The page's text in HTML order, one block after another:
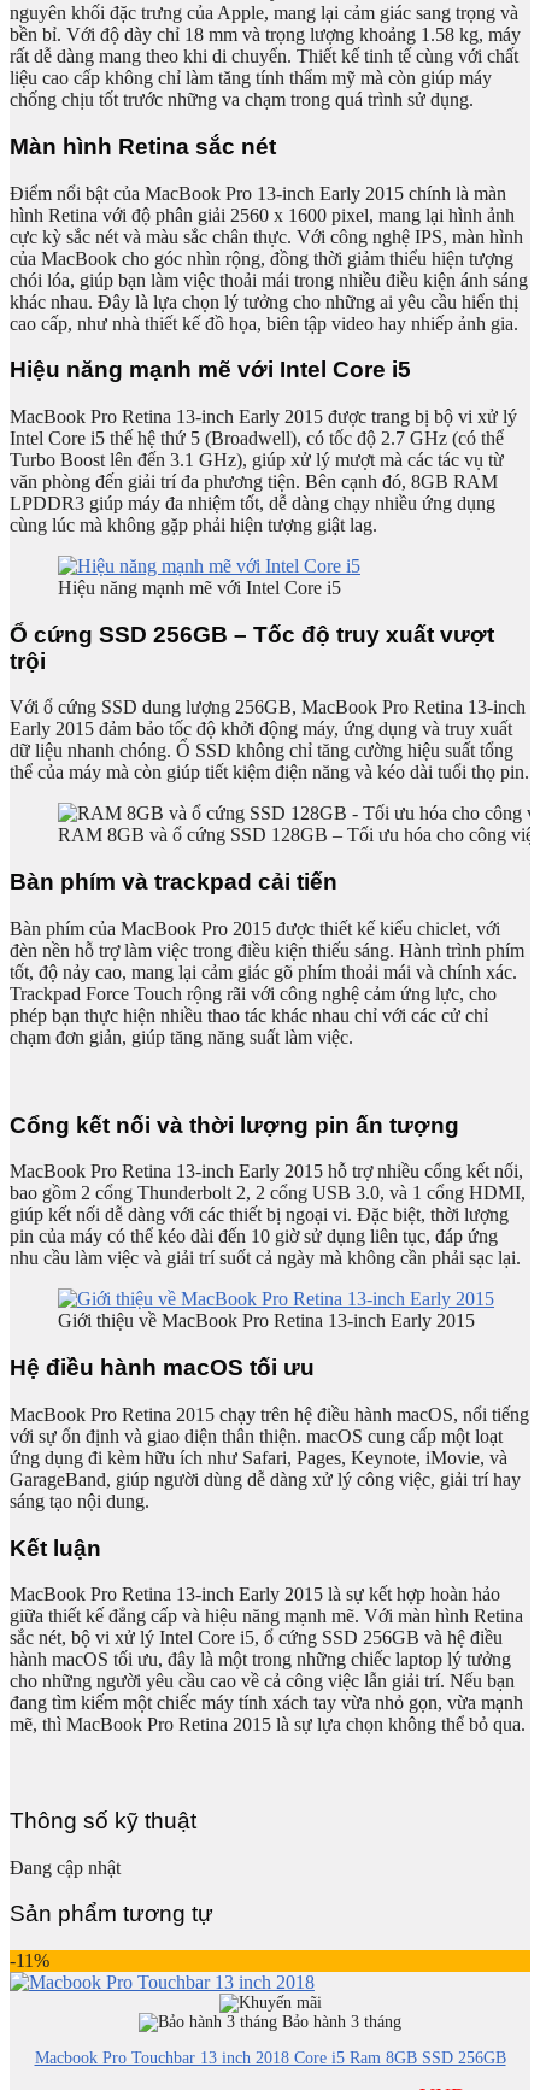
nguyên khối đặc trưng của Apple, mang lại cảm giác sang trọng và
bền bỉ. Với độ dày chỉ 18 mm và trọng lượng khoảng 1.58 kg, máy
rất dễ dàng mang theo khi di chuyển. Thiết kế tinh tế cùng với chất
liệu cao cấp không chỉ làm tăng tính thẩm mỹ mà còn giúp máy
chống chịu tốt trước những va chạm trong quá trình sử dụng.
Màn hình Retina sắc nét
Điểm nổi bật của MacBook Pro 13-inch Early 2015 chính là màn
hình Retina với độ phân giải 2560 x 1600 pixel, mang lại hình ảnh
cực kỳ sắc nét và màu sắc chân thực. Với công nghệ IPS, màn hình
của MacBook cho góc nhìn rộng, đồng thời giảm thiểu hiện tượng
chói lóa, giúp bạn làm việc thoải mái trong nhiều điều kiện ánh sáng
khác nhau. Đây là lựa chọn lý tưởng cho những ai yêu cầu hiển thị
cao cấp, như nhà thiết kế đồ họa, biên tập video hay nhiếp ảnh gia.
Hiệu năng mạnh mẽ với Intel Core i5
MacBook Pro Retina 13-inch Early 2015 được trang bị bộ vi xử lý
Intel Core i5 thế hệ thứ 5 (Broadwell), có tốc độ 2.7 GHz (có thể
Turbo Boost lên đến 3.1 GHz), giúp xử lý mượt mà các tác vụ từ
văn phòng đến giải trí đa phương tiện. Bên cạnh đó, 8GB RAM
LPDDR3 giúp máy đa nhiệm tốt, dễ dàng chạy nhiều ứng dụng
cùng lúc mà không gặp phải hiện tượng giật lag.
Hiệu năng mạnh mẽ với Intel Core i5
Ổ cứng SSD 256GB – Tốc độ truy xuất vượt
trội
Với ổ cứng SSD dung lượng 256GB, MacBook Pro Retina 13-inch
Early 2015 đảm bảo tốc độ khởi động máy, ứng dụng và truy xuất
dữ liệu nhanh chóng. Ổ SSD không chỉ tăng cường hiệu suất tổng
thể của máy mà còn giúp tiết kiệm điện năng và kéo dài tuổi thọ pin.
RAM 8GB và ổ cứng SSD 128GB – Tối ưu hóa cho công
Bàn phím và trackpad cải tiến
Bàn phím của MacBook Pro 2015 được thiết kế kiểu chiclet, với
đèn nền hỗ trợ làm việc trong điều kiện thiếu sáng. Hành trình phím
tốt, độ nảy cao, mang lại cảm giác gõ phím thoải mái và chính xác.
Trackpad Force Touch rộng rãi với công nghệ cảm ứng lực, cho
phép bạn thực hiện nhiều thao tác khác nhau chỉ với các cử chỉ
chạm đơn giản, giúp tăng năng suất làm việc.
Cổng kết nối và thời lượng pin ấn tượng
MacBook Pro Retina 13-inch Early 2015 hỗ trợ nhiều cổng kết nối,
bao gồm 2 cổng Thunderbolt 2, 2 cổng USB 3.0, và 1 cổng HDMI,
giúp kết nối dễ dàng với các thiết bị ngoại vi. Đặc biệt, thời lượng
pin của máy có thể kéo dài đến 10 giờ sử dụng liên tục, đáp ứng
nhu cầu làm việc và giải trí suốt cả ngày mà không cần phải sạc lại.
Giới thiệu về MacBook Pro Retina 13-inch Early 2015
Hệ điều hành macOS tối ưu
MacBook Pro Retina 2015 chạy trên hệ điều hành macOS, nổi tiếng
với sự ổn định và giao diện thân thiện. macOS cung cấp một loạt
ứng dụng đi kèm hữu ích như Safari, Pages, Keynote, iMovie, và
GarageBand, giúp người dùng dễ dàng xử lý công việc, giải trí hay
sáng tạo nội dung.
Kết luận
MacBook Pro Retina 13-inch Early 2015 là sự kết hợp hoàn hảo
giữa thiết kế đẳng cấp và hiệu năng mạnh mẽ. Với màn hình Retina
sắc nét, bộ vi xử lý Intel Core i5, ổ cứng SSD 256GB và hệ điều
hành macOS tối ưu, đây là một trong những chiếc laptop lý tưởng
cho những người yêu cầu cao về cả công việc lẫn giải trí. Nếu bạn
đang tìm kiếm một chiếc máy tính xách tay vừa nhỏ gọn, vừa mạnh
mẽ, thì MacBook Pro Retina 2015 là sự lựa chọn không thể bỏ qua.
Thông số kỹ thuật
Đang cập nhật
Sản phẩm tương tự
-11%
Bảo hành 3 tháng
Macbook Pro Touchbar 13 inch 2018 Core i5 Ram 8GB SSD 256GB